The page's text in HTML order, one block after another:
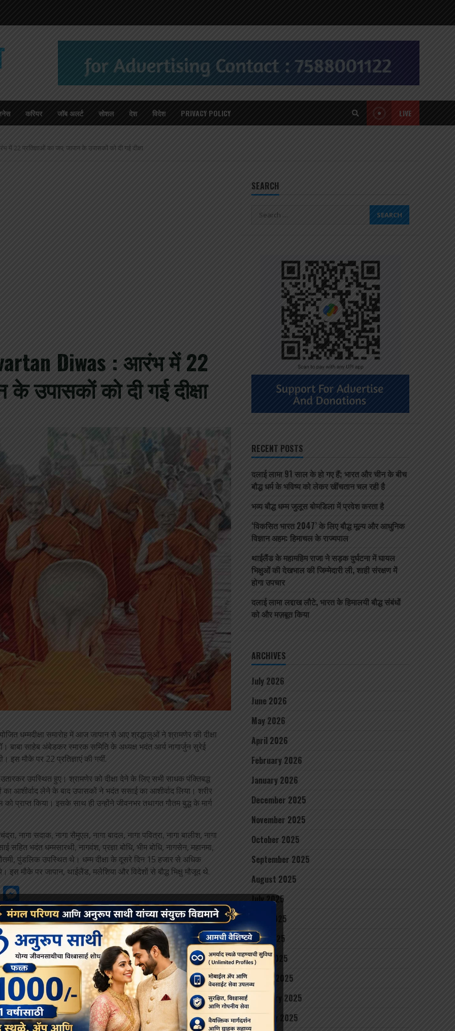
करियर जॉब अलर्ट सोशल देश विदेश PRIVACY POLICY LIVE
प्रतिज्ञाओं का जप; जापान के उपासकों को दी गई दीक्षा
Diwas : आरंभ में 22
उपासकों को दी गई दीक्षा
धम्मदीक्षा समारोह में आज जापान से आए श्रद्धालुओं ने श्रामणेर की दीक्षा
साहेब अंबेडकर स्मारक समिति के अध्यक्ष भदंत आर्य नागार्जुन सुरेई
इस मौके पर 22 प्रतिज्ञाएं की गयीं.
उपस्थित हुए। श्रामणेर को दीक्षा देने के लिए सभी साधक पंक्तिबद्ध
आशीर्वाद लेने के बाद उपासकों ने भदंत ससाई का आशीर्वाद लिया। शरीर
प्राप्त किया। इसके साथ ही उन्होंने जीवनभर तथागत गौतम बुद्ध के मार्ग
नागा सदाक, नागा सैमुएल, नागा बादल, नागा पवित्रा, नागा बालीश, नागा
भदंत धम्मसारथी, नागवंश, प्रज्ञा बोधि, भीम बोधि, नागसेन, महानमा,
पुंडलिक उपस्थित थे। धम्म दीक्षा के दूसरे दिन 15 हजार से अधिक
इस मौके पर जापान, थाईलैंड, मलेशिया और विदेशों से बौद्ध भिक्षु मौजूद थे.
Messenger
Next:
‘असमानता’ का हवाला देते हुए, अहमदाबाद में लगभग 400 हिंदुओं ने बौद्ध
धर्म अपनाया
SEARCH
Search
RECENT POSTS
दलाई लामा 91 साल के हो गए हैं; भारत और चीन के बीच
बौद्ध धर्म के भविष्य को लेकर खींचतान चल रही है
भव्य बौद्ध धम्म जुलूस बोमडिला में प्रवेश करता है
‘विकसित भारत 2047’ के लिए बौद्ध मूल्य और आधुनिक
विज्ञान अहम: हिमाचल के राज्यपाल
थाईलैंड के महामहिम राजा ने सड़क दुर्घटना में घायल
भिक्षुओं की देखभाल की जिम्मेदारी ली, शाही संरक्षण में
होगा उपचार
दलाई लामा लद्दाख लौटे, भारत के हिमालयी बौद्ध संबंधों
को और मज़बूत किया
ARCHIVES
July 2026
June 2026
May 2026
April 2026
February 2026
January 2026
December 2025
November 2025
October 2025
September 2025
August 2025
July 2025
June 2025
May 2025
April 2025
March 2025
February 2025
January 2025